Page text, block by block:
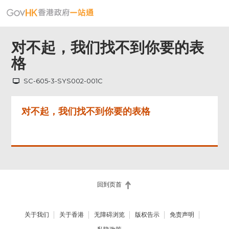
对不起，我们找不到你要的表
格
SC-605-3-SYS002-001C
对不起，我们找不到你要的表格
回到页首
关于我们 关于香港 无障碍浏览 版权告示 免责声明